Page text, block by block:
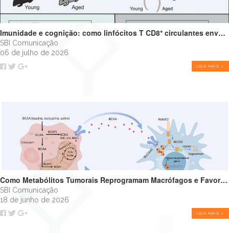
Imunidade e cognição: como linfócitos T CD8⁺ circulantes envelhecidos podem impulsionar o declínio cognitivo
SBI Comunicação
06 de julho de 2026
LEIA MAIS >
Como Metabólitos Tumorais Reprogramam Macrófagos e Favorecem o Crescimento Tumoral
SBI Comunicação
18 de junho de 2026
LEIA MAIS >